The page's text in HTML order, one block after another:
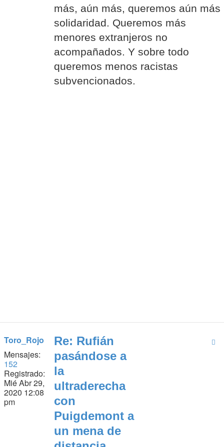
más, aún más, queremos aún más
solidaridad. Queremos más
menores extranjeros no
acompañados. Y sobre todo
queremos menos racistas
subvencionados.
Toro_Rojo
Mensajes:
152
Registrado:
Mié Abr 29,
2020 12:08
pm
Re: Rufián
pasándose a
la
ultraderecha
con
Puigdemont a
un mena de